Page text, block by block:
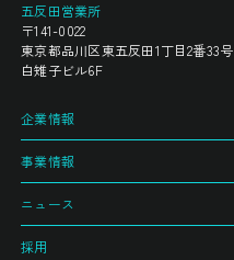
五反田営業所
〒141-0022
東京都品川区東五反田1丁目2番33号
白雉子ビル6F
企業情報
事業情報
ニュース
採用